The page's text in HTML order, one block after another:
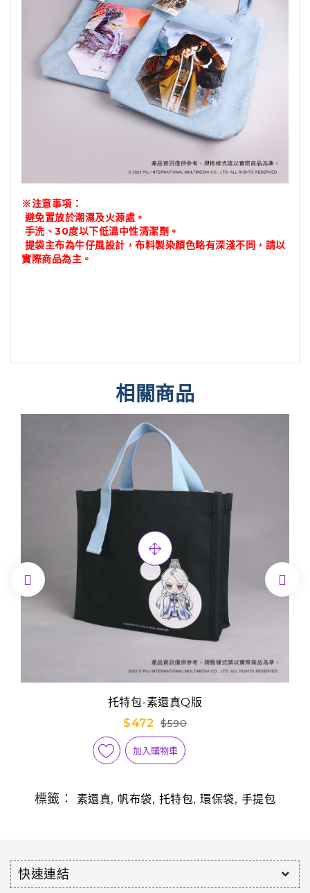
※注意事項：
避免置放於潮濕及火源處。
手洗、30度以下低溫中性清潔劑。
提袋主布為牛仔風設計，布料製染顏色略有深淺不同，請以
實際商品為主。
相關商品
托特包-素還真Q版
$472
$590
加入購物車
 
標籤： 素還真, 帆布袋, 托特包,環保袋, 手提包
快速連結